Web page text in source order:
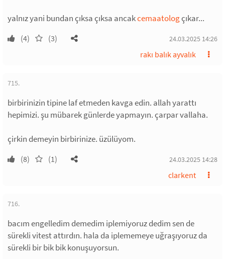
yalnız yani bundan çıksa çıksa ancakcemaatologçıkar...
(4) (3) 24.03.2025 14:26
rakı balık ayvalık
715.
birbirinizin tipine laf etmeden kavga edin. allah yarattı
hepimizi. şu mübarek günlerde yapmayın. çarpar vallaha.
çirkin demeyin birbirinize. üzülüyom.
(8) (1) 24.03.2025 14:28
clarkent
716.
bacım engelledim demedim iplemiyoruz dedim sen de
sürekli vitest attırdın. hala da iplememeye uğraşıyoruz da
sürekli bir bik bik konuşuyorsun.